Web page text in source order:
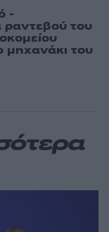
-
ραντεβού του
μηχανάκι του